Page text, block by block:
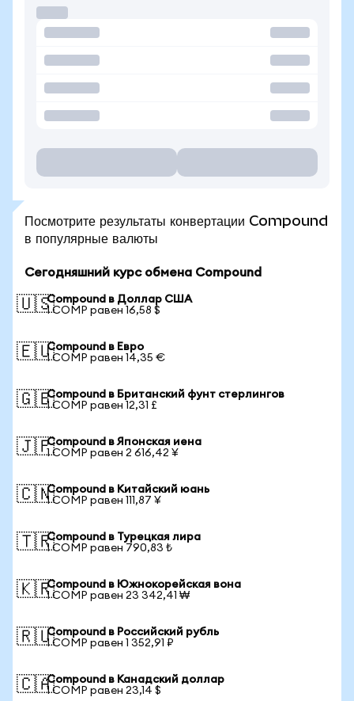
Посмотрите результаты конвертации Compound
в популярные валюты
Сегодняшний курс обмена Compound
🇺🇸Compound в Доллар США
1 COMP равен 16,58 $
🇪🇺Compound в Евро
1 COMP равен 14,35 €
🇬🇧Compound в Британский фунт стерлингов
1 COMP равен 12,31 £
🇯🇵Compound в Японская иена
1 COMP равен 2 616,42 ¥
🇨🇳Compound в Китайский юань
1 COMP равен 111,87 ¥
🇹🇷Compound в Турецкая лира
1 COMP равен 790,83 ₺
🇰🇷Compound в Южнокорейская вона
1 COMP равен 23 342,41 ₩
🇷🇺Compound в Российский рубль
1 COMP равен 1 352,91 ₽
🇨🇦Compound в Канадский доллар
1 COMP равен 23,14 $